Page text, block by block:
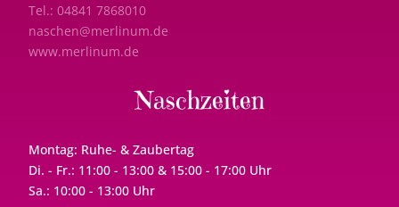
Tel.: 04841 7868010
naschen@merlinum.de
www.merlinum.de
Naschzeiten
Montag: Ruhe- & Zaubertag
Di. - Fr.: 11:00 - 13:00 & 15:00 - 17:00 Uhr
Sa.: 10:00 - 13:00 Uhr